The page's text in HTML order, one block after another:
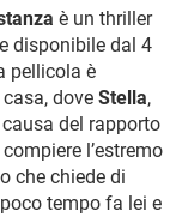
è un thriller
e disponibile dal 4
pellicola è
dove Stella,
del rapporto
l’estremo
che chiede di
tempo fa lei e